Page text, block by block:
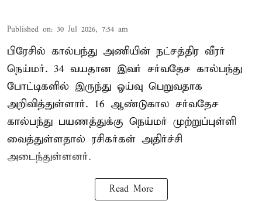
Published on: 30 Jul 2026, 7:54 am
பிரேசில் கால்பந்து அணியின் நட்சத்திர வீரர்
நெய்மர். 34 வயதான இவர் சர்வதேச கால்பந்து
போட்டிகளில் இருந்து ஓய்வு பெறுவதாக
அறிவித்துள்ளார். 16 ஆண்டுகால சர்வதேச
கால்பந்து பயணத்துக்கு நெய்மர் முற்றுப்புள்ளி
வைத்துள்ளதால் ரசிகர்கள் அதிர்ச்சி
அடைந்துள்ளனர்.
Read More